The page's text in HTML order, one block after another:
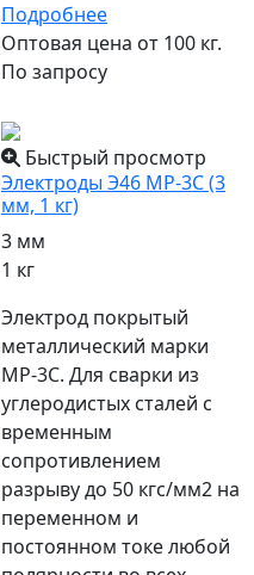
Подробнее
Оптовая цена от 100 кг.
По запросу
Быстрый просмотр
Электроды Э46 МР-3С (3
мм, 1 кг)
3 мм
1 кг
Электрод покрытый
металлический марки
МР-3С. Для сварки из
углеродистых сталей с
временным
сопротивлением
разрыву до 50 кгс/мм2 на
переменном и
постоянном токе любой